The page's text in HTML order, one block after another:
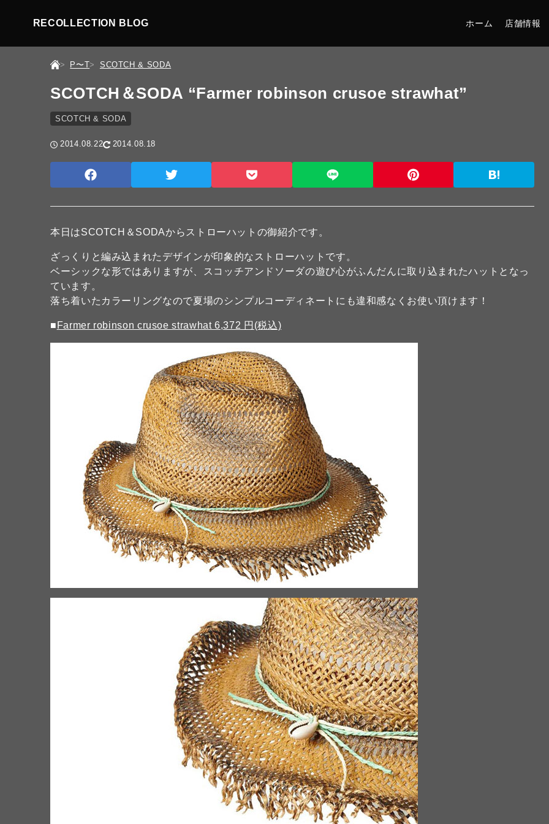
RECOLLECTION BLOG ホーム 店舗情報
P〜T SCOTCH & SODA
SCOTCH＆SODA “Farmer robinson crusoe strawhat”
SCOTCH & SODA
2014.08.22 2014.08.18
本日はSCOTCH＆SODAからストローハットの御紹介です。
ざっくりと編み込まれたデザインが印象的なストローハットです。
ベーシックな形ではありますが、スコッチアンドソーダの遊び心がふんだんに取り込まれたハットとなっ
ています。
落ち着いたカラーリングなので夏場のシンプルコーディネートにも違和感なくお使い頂けます！
■ Farmer robinson crusoe strawhat 6,372 円(税込)